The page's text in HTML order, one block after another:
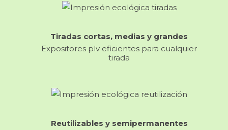
Tiradas cortas, medias y grandes
Expositores plv eficientes para cualquier
tirada
Reutilizables y semipermanentes